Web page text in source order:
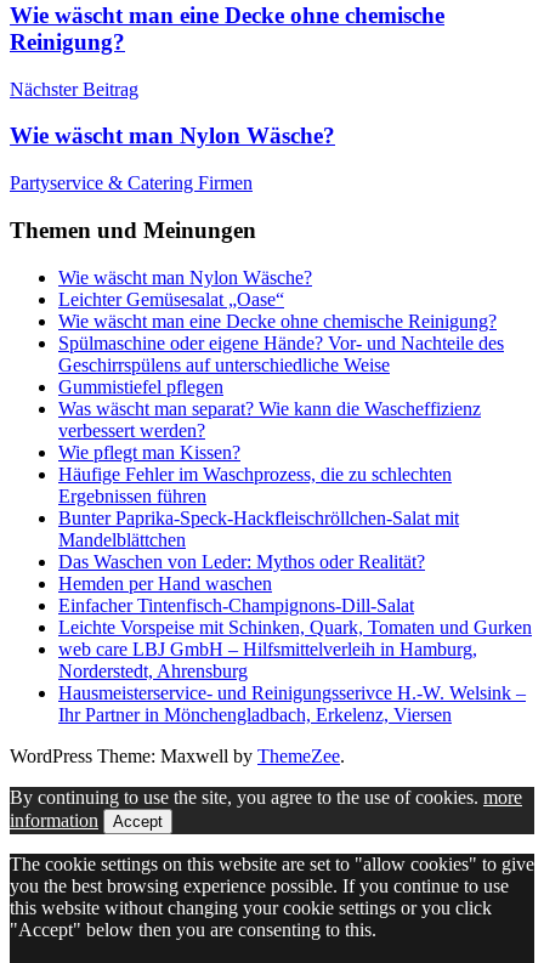
Wie wäscht man eine Decke ohne chemische
Reinigung?
Nächster Beitrag
Wie wäscht man Nylon Wäsche?
Partyservice & Catering Firmen
Themen und Meinungen
Wie wäscht man Nylon Wäsche?
Leichter Gemüsesalat „Oase“
Wie wäscht man eine Decke ohne chemische Reinigung?
Spülmaschine oder eigene Hände? Vor- und Nachteile des
Geschirrspülens auf unterschiedliche Weise
Gummistiefel pflegen
Was wäscht man separat? Wie kann die Wascheffizienz
verbessert werden?
Wie pflegt man Kissen?
Häufige Fehler im Waschprozess, die zu schlechten
Ergebnissen führen
Bunter Paprika-Speck-Hackfleischröllchen-Salat mit
Mandelblättchen
Das Waschen von Leder: Mythos oder Realität?
Hemden per Hand waschen
Einfacher Tintenfisch-Champignons-Dill-Salat
Leichte Vorspeise mit Schinken, Quark, Tomaten und Gurken
web care LBJ GmbH – Hilfsmittelverleih in Hamburg,
Norderstedt, Ahrensburg
Hausmeisterservice- und Reinigungsserivce H.-W. Welsink –
Ihr Partner in Mönchengladbach, Erkelenz, Viersen
WordPress Theme: Maxwell by ThemeZee.
By continuing to use the site, you agree to the use of cookies. more
information
Accept
The cookie settings on this website are set to "allow cookies" to give
you the best browsing experience possible. If you continue to use
this website without changing your cookie settings or you click
"Accept" below then you are consenting to this.